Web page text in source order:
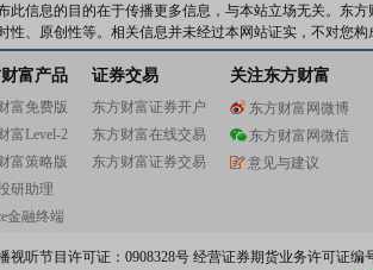
股权质押：截止2026年07月03
790.00万股，质押总笔数3笔
2026-06-26
此信息的目的在于传播更多信息，与本站立场无关。东
性、原创性等。相关信息并未经过本网站证实，不对您
富产品
富免费版
富Level-2
富策略版
研助理
金融终端
证券交易
东方财富证券开户
东方财富在线交易
东方财富证券交易
关注东方财富
东方财富网微博
东方财富网微信
意见与建议
视听节目许可证：0908328号 经营证券期货业务许可证编